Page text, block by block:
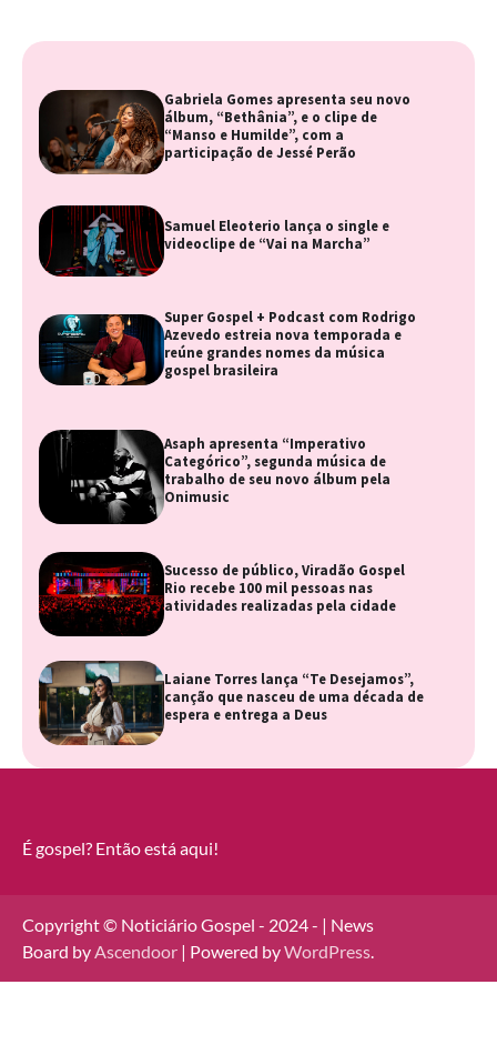
Gabriela Gomes apresenta seu novo
álbum, “Bethânia”, e o clipe de
“Manso e Humilde”, com a
participação de Jessé Perão
Samuel Eleoterio lança o single e
videoclipe de “Vai na Marcha”
Super Gospel + Podcast com Rodrigo
Azevedo estreia nova temporada e
reúne grandes nomes da música
gospel brasileira
Asaph apresenta “Imperativo
Categórico”, segunda música de
trabalho de seu novo álbum pela
Onimusic
Sucesso de público, Viradão Gospel
Rio recebe 100 mil pessoas nas
atividades realizadas pela cidade
Laiane Torres lança “Te Desejamos”,
canção que nasceu de uma década de
espera e entrega a Deus
É gospel? Então está aqui!
Copyright © Noticiário Gospel - 2024 - | News
Board byAscendoor | Powered byWordPress.